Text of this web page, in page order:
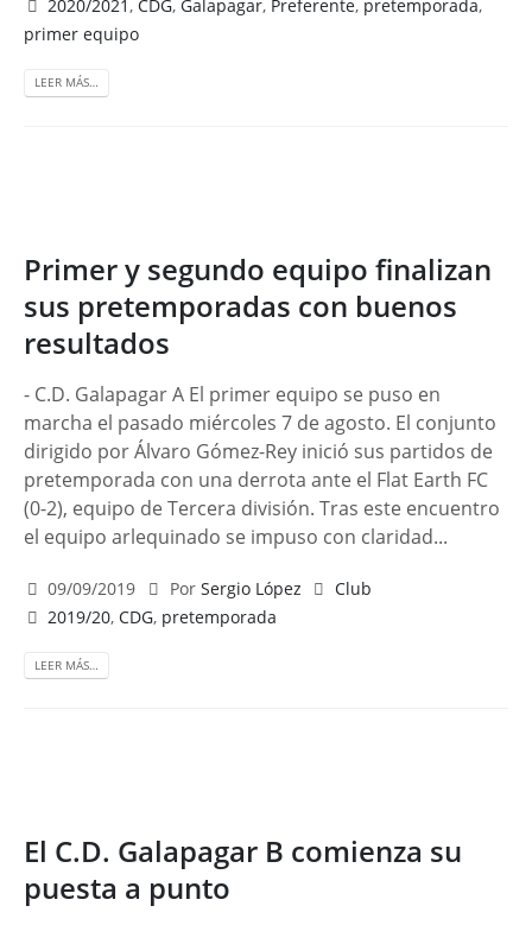
2020/2021,CDG,Galapagar, Preferente, pretemporada,
primer equipo
LEER MÁS…
Primer y segundo equipo finalizan
sus pretemporadas con buenos
resultados
- C.D. Galapagar A El primer equipo se puso en
marcha el pasado miércoles 7 de agosto. El conjunto
dirigido por Álvaro Gómez-Rey inició sus partidos de
pretemporada con una derrota ante el Flat Earth FC
(0-2), equipo de Tercera división. Tras este encuentro
el equipo arlequinado se impuso con claridad...
09/09/2019 Por Sergio López
Club
2019/20,CDG, pretemporada
LEER MÁS…
El C.D. Galapagar B comienza su
puesta a punto